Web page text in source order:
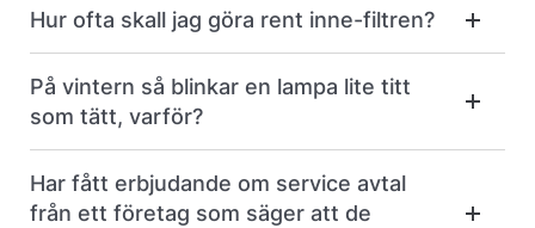
Hur ofta skall jag göra rent inne-filtren?
På vintern så blinkar en lampa lite titt
som tätt, varför?
Har fått erbjudande om service avtal
från ett företag som säger att de